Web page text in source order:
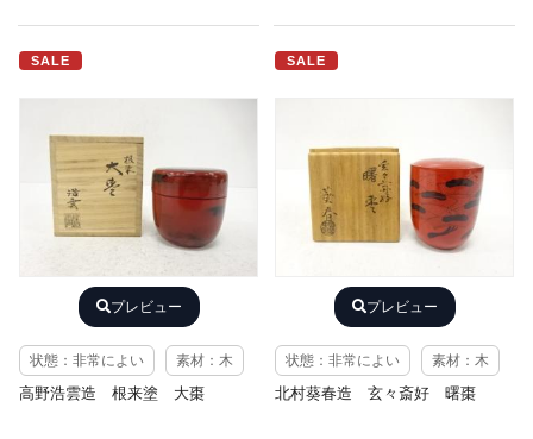
SALE
プレビュー
状態：非常によい 素材：木
高野浩雲造 根来塗 大棗
SALE
プレビュー
状態：非常によい 素材：木
北村葵春造 玄々斎好 曙棗